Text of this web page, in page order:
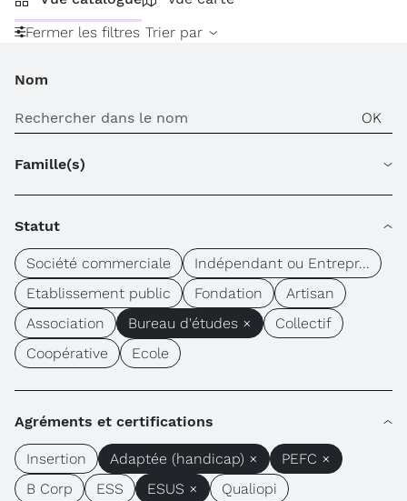
Fermer les filtres Trier par
Nom
Famille(s)
Statut
Société commerciale
Indépendant ou Entrepr...
Etablissement public
Fondation
Artisan
Association
Bureau d'études ×
Collectif
Coopérative
Ecole
Agréments et certifications
Insertion Adaptée (handicap) ×
PEFC ×
B Corp
ESS ESUS × Qualiopi